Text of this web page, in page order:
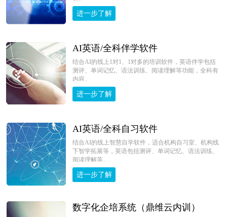
进一步了解
AI英语/全科伴学软件
结合AI的线上1对1、1对多的培训软件，英语伴学包括
测评、单词记忆、语法训练、阅读理解等功能，全科有
内容。
进一步了解
AI英语/全科自习软件
结合AI的线上智慧自学软件，适合机构自习室、机构线
下智学拓展等，英语包括测评、单词记忆、语法训练、
阅读理解等。
进一步了解
数字化企培系统（鼎维云内训）